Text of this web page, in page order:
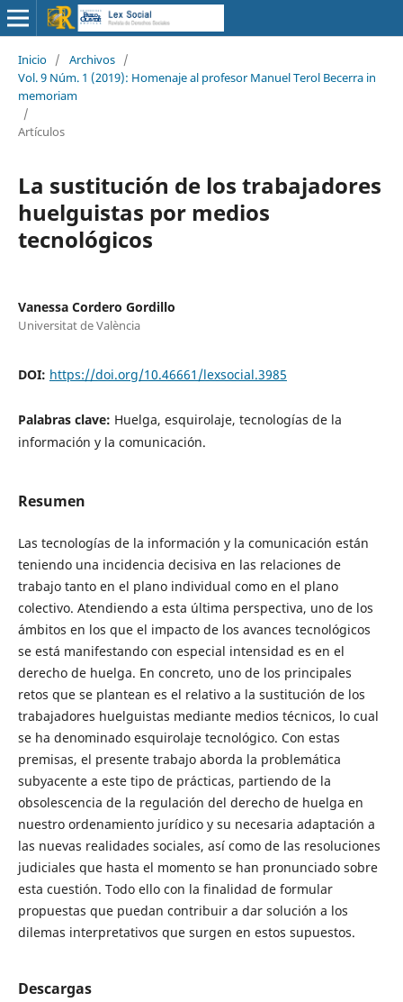
Inicio / Archivos /
Vol. 9 Núm. 1 (2019): Homenaje al profesor Manuel Terol Becerra in
memoriam
/
Artículos
La sustitución de los trabajadores
huelguistas por medios
tecnológicos
Vanessa Cordero Gordillo
Universitat de València
DOI: https://doi.org/10.46661/lexsocial.3985
Palabras clave: Huelga, esquirolaje, tecnologías de la
información y la comunicación.
Resumen
Las tecnologías de la información y la comunicación están
teniendo una incidencia decisiva en las relaciones de
trabajo tanto en el plano individual como en el plano
colectivo. Atendiendo a esta última perspectiva, uno de los
ámbitos en los que el impacto de los avances tecnológicos
se está manifestando con especial intensidad es en el
derecho de huelga. En concreto, uno de los principales
retos que se plantean es el relativo a la sustitución de los
trabajadores huelguistas mediante medios técnicos, lo cual
se ha denominado esquirolaje tecnológico. Con estas
premisas, el presente trabajo aborda la problemática
subyacente a este tipo de prácticas, partiendo de la
obsolescencia de la regulación del derecho de huelga en
nuestro ordenamiento jurídico y su necesaria adaptación a
las nuevas realidades sociales, así como de las resoluciones
judiciales que hasta el momento se han pronunciado sobre
esta cuestión. Todo ello con la finalidad de formular
propuestas que puedan contribuir a dar solución a los
dilemas interpretativos que surgen en estos supuestos.
Descargas